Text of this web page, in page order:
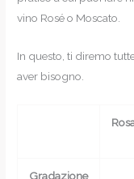
vino Rosé o Moscato.
In questo, ti diremo
aver bisogno.
Gradazione